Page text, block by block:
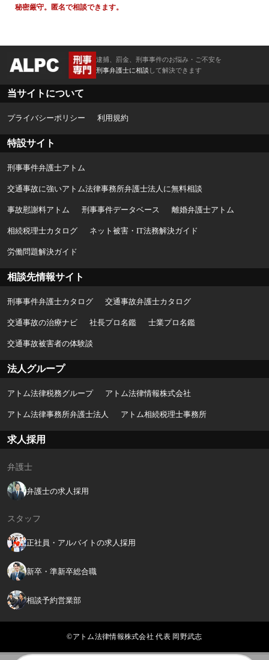
秘密厳守。匿名で相談できます。
逮捕、罰金、刑事事件のお悩み・ご不安を
刑事弁護士に相談 して解決できます
当サイトについて
プライバシーポリシー 利用規約
特設サイト
刑事事件弁護士アトム
交通事故に強いアトム法律事務所弁護士法人に無料相談
事故慰謝料アトム 刑事事件データベース 離婚弁護士アトム
相続税理士カタログ ネット被害・IT法務解決ガイド
労働問題解決ガイド
相談先情報サイト
刑事事件弁護士カタログ 交通事故弁護士カタログ
交通事故の治療ナビ 社長プロ名鑑 士業プロ名鑑
交通事故被害者の体験談
法人グループ
アトム法律税務グループ アトム法律情報株式会社
アトム法律事務所弁護士法人 アトム相続税理士事務所
求人採用
弁護士
弁護士の求人採用
スタッフ
正社員・アルバイトの求人採用
新卒・準新卒総合職
相談予約営業部
©アトム法律情報株式会社 代表 岡野武志